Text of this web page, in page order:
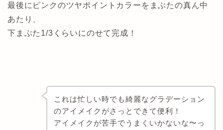
最後にピンクのツヤポイントカラーをまぶたの真ん中
あたり、
下まぶた1/3くらいにのせて完成！
これは忙しい時でも綺麗なグラデーション
のアイメイクがさっとできて便利！
アイメイクが苦手でうまくいかないな〜っ